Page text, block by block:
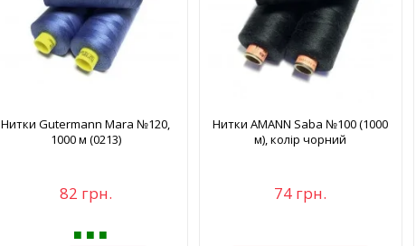
Нитки Gutermann Mara №120,
1000 м (0213)
82 грн.
Нитки AMANN Saba №100 (1000
м), колір чорний
74 грн.